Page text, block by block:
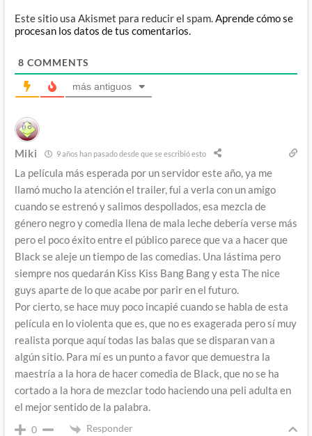
Este sitio usa Akismet para reducir el spam.Aprende cómo se
procesan los datos de tus comentarios.
8 COMMENTS
más antiguos
Miki 9 años han pasado desde que se escribió esto
La película más esperada por un servidor este año, ya me
llamó mucho la atención el trailer, fui a verla con un amigo
cuando se estrenó y salimos despollados, esa mezcla de
género negro y comedia llena de mala leche debería verse más
pero el poco éxito entre el público parece que va a hacer que
Black se aleje un tiempo de las comedias. Una lástima pero
siempre nos quedarán Kiss Kiss Bang Bang y esta The nice
guys aparte de lo que acabe por parir en el futuro.
Por cierto, se hace muy poco incapié cuando se habla de esta
película en lo violenta que es, que no es exagerada pero sí muy
realista porque aquí todas las balas que se disparan van a
algún sitio. Para mí es un punto a favor que demuestra la
maestría a la hora de hacer comedia de Black, que no se ha
cortado a la hora de mezclar todo haciendo una peli adulta en
el mejor sentido de la palabra.
0 Responder